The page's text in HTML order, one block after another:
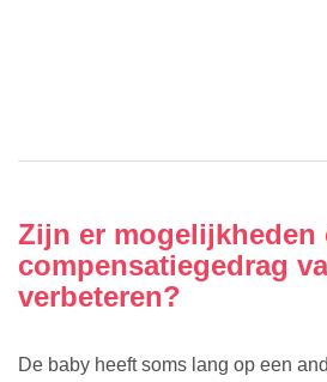
Zijn er mogelijkheden
compensatiegedrag
verbeteren?
De baby heeft soms lang op een